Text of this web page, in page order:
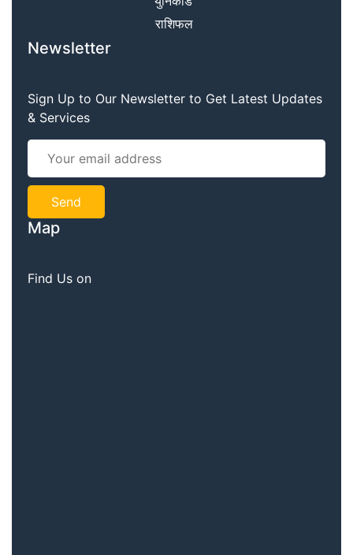
राशिफल
Newsletter
Sign Up to Our Newsletter to Get Latest Updates
& Services
Map
Find Us on